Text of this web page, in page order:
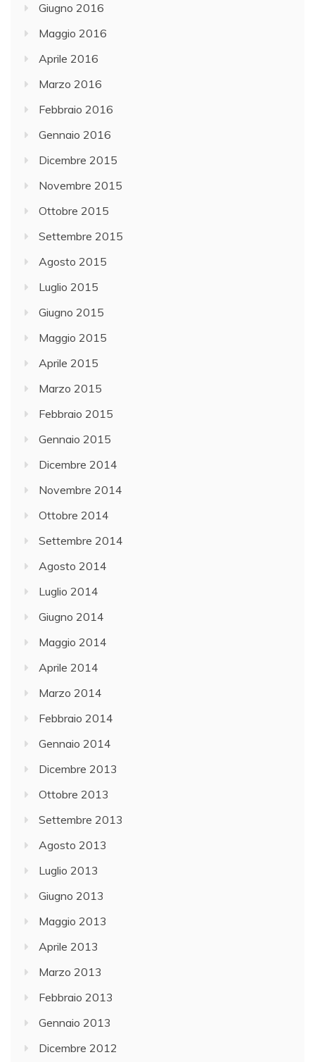
Giugno 2016
Maggio 2016
Aprile 2016
Marzo 2016
Febbraio 2016
Gennaio 2016
Dicembre 2015
Novembre 2015
Ottobre 2015
Settembre 2015
Agosto 2015
Luglio 2015
Giugno 2015
Maggio 2015
Aprile 2015
Marzo 2015
Febbraio 2015
Gennaio 2015
Dicembre 2014
Novembre 2014
Ottobre 2014
Settembre 2014
Agosto 2014
Luglio 2014
Giugno 2014
Maggio 2014
Aprile 2014
Marzo 2014
Febbraio 2014
Gennaio 2014
Dicembre 2013
Ottobre 2013
Settembre 2013
Agosto 2013
Luglio 2013
Giugno 2013
Maggio 2013
Aprile 2013
Marzo 2013
Febbraio 2013
Gennaio 2013
Dicembre 2012